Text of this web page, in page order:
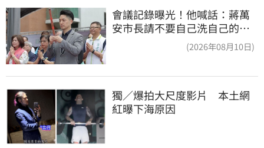
會議記錄曝光！他喊話：蔣萬
安市長請不要自己洗自己的記
(2026年08月10日)
獨／爆拍大尺度影片　本土網
紅曝下海原因